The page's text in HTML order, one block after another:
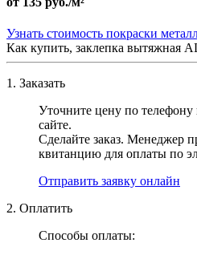
Узнать стоимость покраски
Как купить, заклепка вытяжная
1. Заказать
Уточните цену по телефону
сайте.
Сделайте заказ. Менеджер
квитанцию для оплаты по
Отправить заявку онлайн
2. Оплатить
Способы оплаты: